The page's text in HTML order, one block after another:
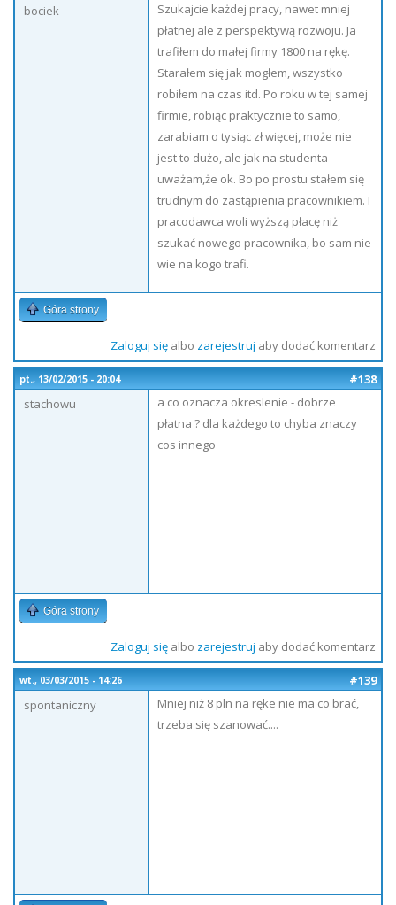
bociek
Szukajcie każdej pracy, nawet mniej
płatnej ale z perspektywą rozwoju. Ja
trafiłem do małej firmy 1800 na rękę.
Starałem się jak mogłem, wszystko
robiłem na czas itd. Po roku w tej samej
firmie, robiąc praktycznie to samo,
zarabiam o tysiąc zł więcej, może nie
jest to dużo, ale jak na studenta
uważam,że ok. Bo po prostu stałem się
trudnym do zastąpienia pracownikiem. I
pracodawca woli wyższą płacę niż
szukać nowego pracownika, bo sam nie
wie na kogo trafi.
Góra strony
Zaloguj sięalbo zarejestruj aby dodać komentarz
pt., 13/02/2015 - 20:04
#138
stachowu
a co oznacza okreslenie - dobrze
płatna ? dla każdego to chyba znaczy
cos innego
Góra strony
Zaloguj sięalbo zarejestruj aby dodać komentarz
wt., 03/03/2015 - 14:26
#139
spontaniczny
Mniej niż 8 pln na ręke nie ma co brać,
trzeba się szanować....